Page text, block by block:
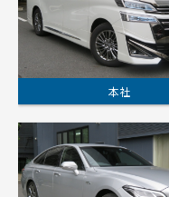
本社